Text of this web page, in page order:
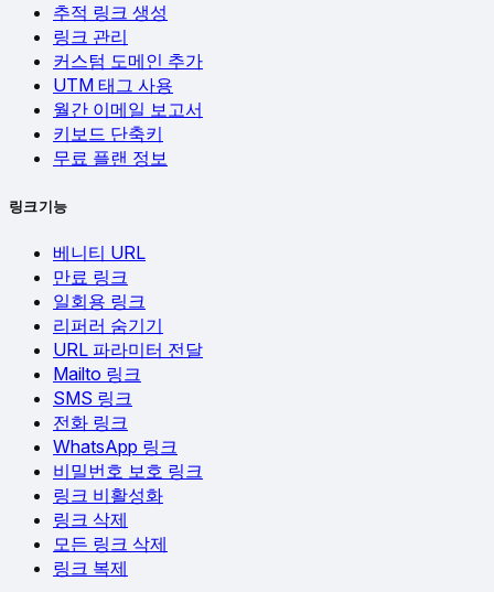
추적 링크 생성
링크 관리
커스텀 도메인 추가
UTM 태그 사용
월간 이메일 보고서
키보드 단축키
무료 플랜 정보
링크 기능
베니티 URL
만료 링크
일회용 링크
리퍼러 숨기기
URL 파라미터 전달
Mailto 링크
SMS 링크
전화 링크
WhatsApp 링크
비밀번호 보호 링크
링크 비활성화
링크 삭제
모든 링크 삭제
링크 복제